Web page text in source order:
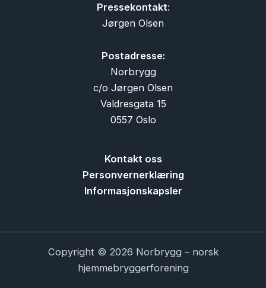
Pressekontakt:
Jørgen Olsen
Postadresse:
Norbrygg
c/o Jørgen Olsen
Valdresgata 15
0557 Oslo
Kontakt oss
Personvernerklæring
Informasjonskapsler
Copyright © 2026 Norbrygg – norsk
hjemmebryggerforening